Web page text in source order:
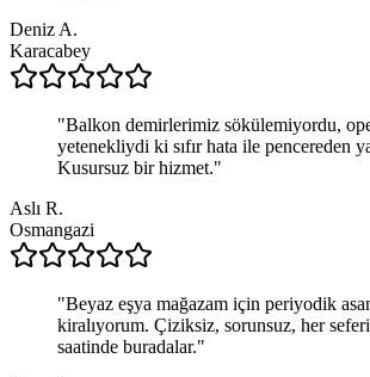
Deniz A.
Karacabey
"Balkon demirlerimiz sökülemiyordu,
yetenekliydi ki sıfır hata ile pencereden
Kusursuz bir hizmet."
Aslı R.
Osmangazi
"Beyaz eşya mağazam için periyodik
kiralıyorum. Çiziksiz, sorunsuz, her
saatinde buradalar."